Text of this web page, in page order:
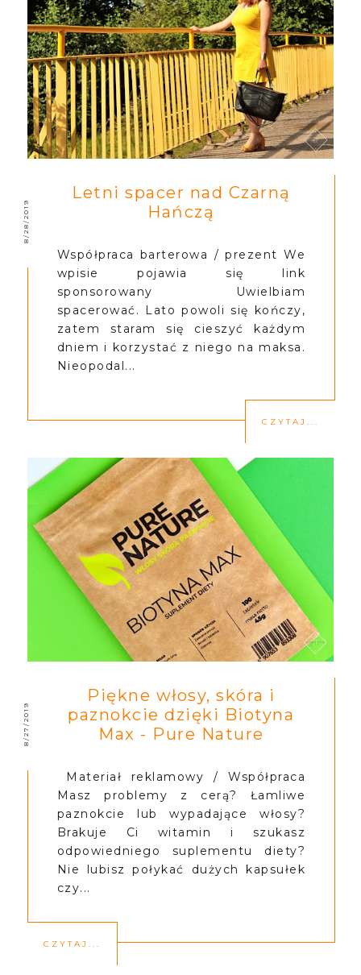
8/28/2019
Letni spacer nad Czarną
Hańczą
Współpraca barterowa / prezent We
wpisie pojawia się link
sponsorowany Uwielbiam
spacerować. Lato powoli się kończy,
zatem staram się cieszyć każdym
dniem i korzystać z niego na maksa.
Nieopodal...
CZYTAJ...
8/27/2019
Piękne włosy, skóra i
paznokcie dzięki Biotyna
Max - Pure Nature
Materiał reklamowy / Współpraca
Masz problemy z cerą? Łamliwe
paznokcie lub wypadające włosy?
Brakuje Ci witamin i szukasz
odpowiedniego suplementu diety?
Nie lubisz połykać dużych kapsułek
czy...
CZYTAJ...